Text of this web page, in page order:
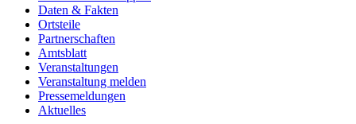
Daten & Fakten
Ortsteile
Partnerschaften
Amtsblatt
Veranstaltungen
Veranstaltung melden
Pressemeldungen
Aktuelles